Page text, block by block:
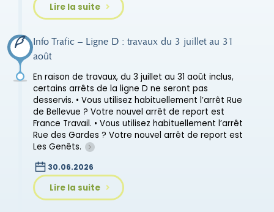
Lire la suite
Info Trafic – Ligne D : travaux du 3 juillet au 31
août
En raison de travaux, du 3 juillet au 31 août inclus,
certains arrêts de la ligne D ne seront pas
desservis. • Vous utilisez habituellement l’arrêt Rue
de Bellevue ? Votre nouvel arrêt de report est
France Travail. • Vous utilisez habituellement l’arrêt
Rue des Gardes ? Votre nouvel arrêt de report est
Les Genêts.
Lire la suite
30.06.2026